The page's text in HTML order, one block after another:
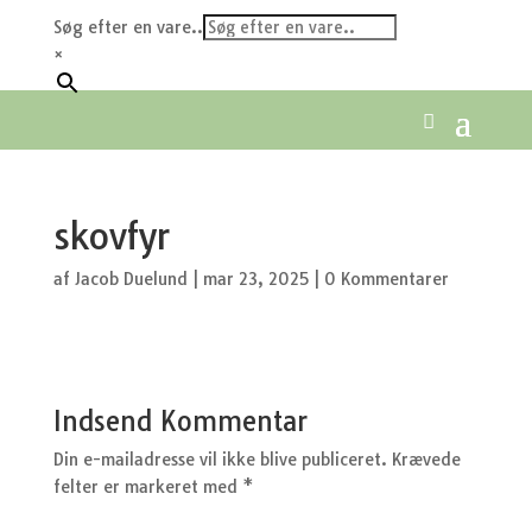
Søg efter en vare..
×
skovfyr
af Jacob Duelund mar 23, 2025| 0 Kommentarer
Indsend Kommentar
Din e-mailadresse vil ikke blive publiceret. Krævede
felter er markeret med *